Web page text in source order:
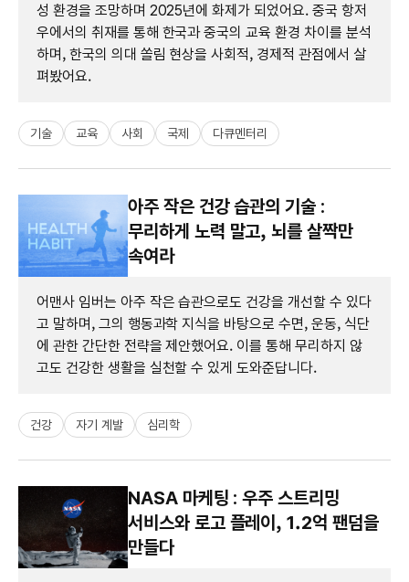
성 환경을 조망하며 2025년에 화제가 되었어요. 중국 항저
우에서의 취재를 통해 한국과 중국의 교육 환경 차이를 분석
하며, 한국의 의대 쏠림 현상을 사회적, 경제적 관점에서 살
펴봤어요.
기술 교육 사회 국제 다큐멘터리
아주 작은 건강 습관의 기술 :
무리하게 노력 말고, 뇌를 살짝만
속여라
어맨사 임버는 아주 작은 습관으로도 건강을 개선할 수 있다
고 말하며, 그의 행동과학 지식을 바탕으로 수면, 운동, 식단
에 관한 간단한 전략을 제안했어요. 이를 통해 무리하지 않
고도 건강한 생활을 실천할 수 있게 도와준답니다.
건강 자기 계발 심리학
NASA 마케팅 : 우주 스트리밍
서비스와 로고 플레이, 1.2억 팬덤을
만들다